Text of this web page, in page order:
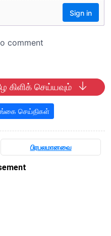
கிளிக் செய்யவும்
செய்திகள்
பிரபலமானவை